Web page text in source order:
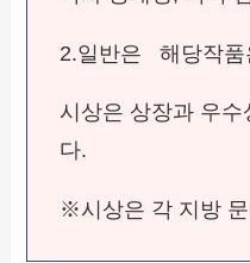
2.일반은 해당작
시상은 상장과 우
다.
※시상은 각 지방